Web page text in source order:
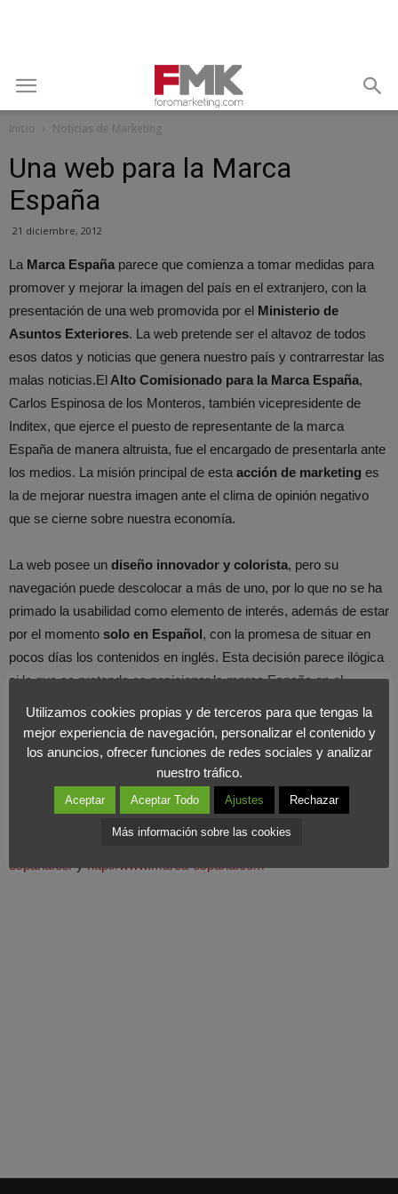
Inicio Noticias de Marketing
Una web para la Marca
España
21 diciembre, 2012
La Marca España parece que comienza a tomar medidas para
promover y mejorar la imagen del país en el extranjero, con la
presentación de una web promovida por el Ministerio de
Asuntos Exteriores. La web pretende ser el altavoz de todos
esos datos y noticias que genera nuestro país y contrarrestar las
malas noticias.El Alto Comisionado para la Marca España,
Carlos Espinosa de los Monteros, también vicepresidente de
Inditex, que ejerce el puesto de representante de la marca
España de manera altruista, fue el encargado de presentarla ante
los medios. La misión principal de esta acción de marketing es
la de mejorar nuestra imagen ante el clima de opinión negativo
que se cierne sobre nuestra economía.
La web posee un diseño innovador y colorista, pero su
navegación puede descolocar a más de uno, por lo que no se ha
primado la usabilidad como elemento de interés, además de estar
por el momento solo en Español, con la promesa de situar en
pocos días los contenidos en inglés. Esta decisión parece ilógica
si lo que se pretende es posicionar la marca España en el
Desde Foro Internacional de Marketing recomendamos
posicionar nuestra página en otros idiomas lo antes posible,
principalmente con los de los países con mayor inversión
extranjera, para que la página tenga utilidad y no sea un simple
españa.es/yhttp://www.marca-españa.com
Utilizamos cookies propias y de terceros para que tengas la
mejor experiencia de navegación, personalizar el contenido y
los anuncios, ofrecer funciones de redes sociales y analizar
nuestro tráfico.
Aceptar Aceptar Todo Ajustes Rechazar
Más información sobre las cookies